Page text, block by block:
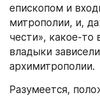
епископом и
митрополии, и,
чести», какое-то
владыки
архимитрополии.
Разумеется,